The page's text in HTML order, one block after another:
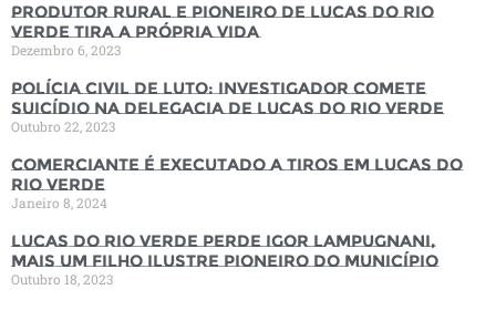
Produtor rural e pioneiro de Lucas do Rio
Verde tira a própria vida
Dezembro 6, 2023
Polícia Civil de luto: Investigador comete
suicídio na Delegacia de Lucas do Rio Verde
Outubro 22, 2023
Comerciante é executado a tiros em Lucas do
Rio Verde
Janeiro 8, 2024
Lucas do Rio Verde perde Igor Lampugnani,
mais um filho ilustre pioneiro do município
Outubro 18, 2023